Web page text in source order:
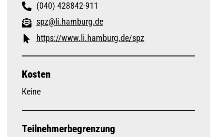
(040) 428842-911
spz@li.hamburg.de
https://www.li.hamburg.de/spz
Kosten
Keine
Teilnehmerbegrenzung